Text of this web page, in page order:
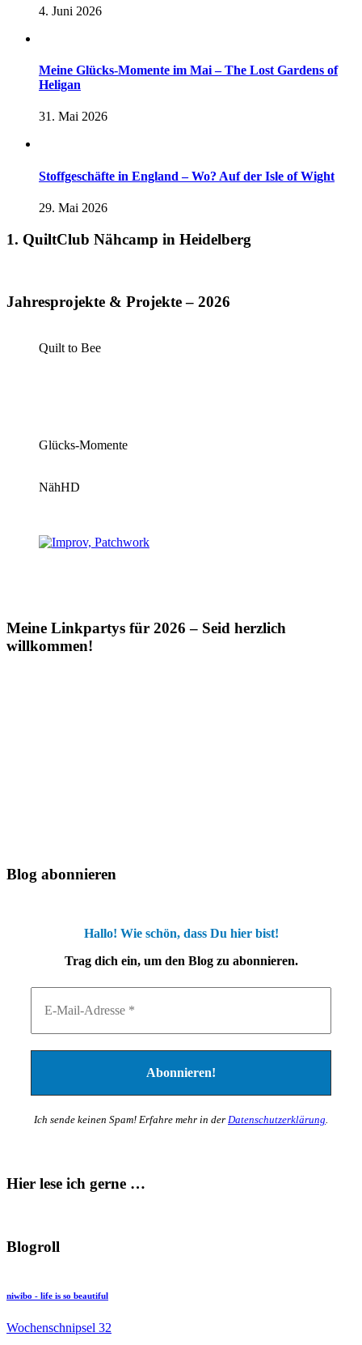
4. Juni 2026
Meine Glücks-Momente im Mai – The Lost Gardens of
Heligan
31. Mai 2026
Stoffgeschäfte in England – Wo? Auf der Isle of Wight
29. Mai 2026
1. QuiltClub Nähcamp in Heidelberg
Jahresprojekte & Projekte – 2026
Quilt to Bee
Glücks-Momente
NähHD
Meine Linkpartys für 2026 – Seid herzlich
willkommen!
Blog abonnieren
Hallo! Wie schön, dass Du hier bist!
Trag dich ein, um den Blog zu abonnieren.
Ich sende keinen Spam! Erfahre mehr in der Datenschutzerklärung
Hier lese ich gerne …
Blogroll
niwibo - life is so beautiful
Wochenschnipsel 32